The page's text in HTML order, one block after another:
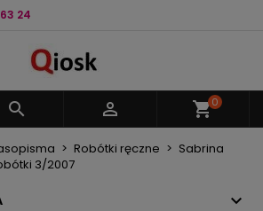
24
  shopping_cart0
Robótki ręczne
Sabrina
3/2007
Anuluj
by zapisać produkty na
Anuluj Zaloguj się